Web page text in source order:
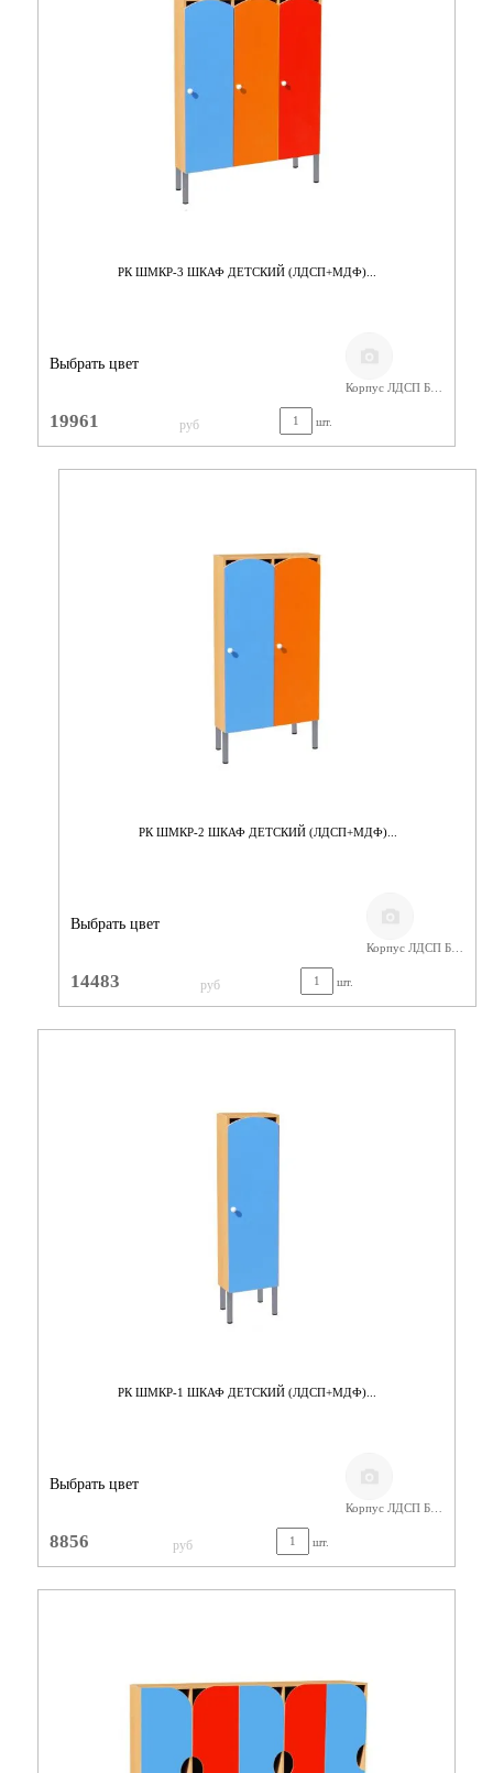
РК ШМКР-3 ШКАФ ДЕТСКИЙ (ЛДСП+МДФ)...
Выбрать цвет
Корпус ЛДСП Бук,Фасады МДФ
19961 руб шт.
РК ШМКР-2 ШКАФ ДЕТСКИЙ (ЛДСП+МДФ)...
Выбрать цвет
Корпус ЛДСП Бук,Фасады МДФ
14483 руб шт.
РК ШМКР-1 ШКАФ ДЕТСКИЙ (ЛДСП+МДФ)...
Выбрать цвет
Корпус ЛДСП Бук,Фасады МДФ
8856 руб шт.